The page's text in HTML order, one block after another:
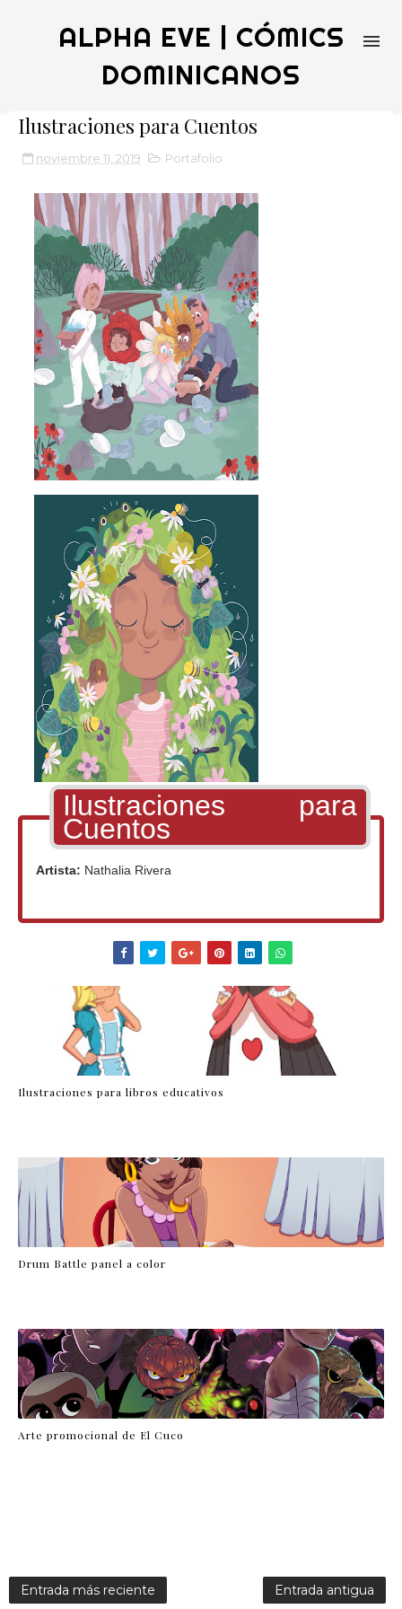
ALPHA EVE | CÓMICS
DOMINICANOS
Ilustraciones para Cuentos
noviembre 11, 2019 Portafolio
Ilustraciones para
Cuentos
Artista: Nathalia Rivera
Ilustraciones para libros educativos
Drum Battle panel a color
Arte promocional de El Cuco
Entrada más reciente Entrada antigua